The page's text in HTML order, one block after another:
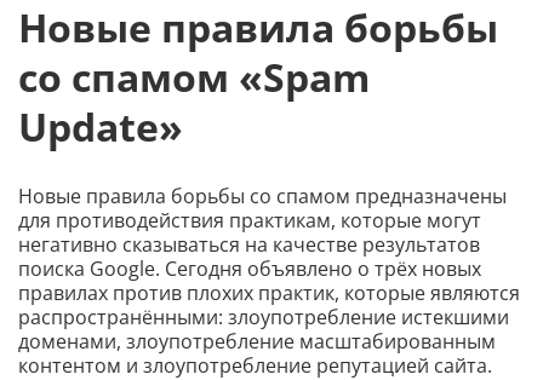
Новые правила борьбы
со спамом «Spam
Update»
Новые правила борьбы со спамом предназначены
для противодействия практикам, которые могут
негативно сказываться на качестве результатов
поиска Google. Сегодня объявлено о трёх новых
правилах против плохих практик, которые являются
распространёнными: злоупотребление истекшими
доменами, злоупотребление масштабированным
контентом и злоупотребление репутацией сайта.